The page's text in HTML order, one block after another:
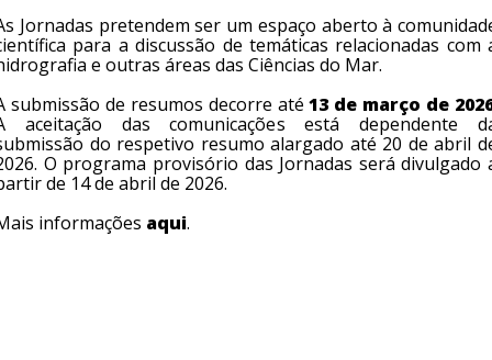
Jornadas pretendem ser um espaço aberto à
para a discussão de temáticas relacionadas com
e outras áreas das Ciências do Mar.
submissão de resumos decorre até13 de março de
aceitação das comunicações está dependente
do respetivo resumo alargado até 20 de abril
O programa provisório das Jornadas será divulgado
de 14 de abril de 2026.
informações aqui.